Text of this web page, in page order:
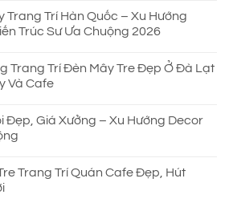
Trang Trí Hàn Quốc – Xu Hướng
Trúc Sư Ưa Chuộng 2026
Trang Trí Đèn Mây Tre Đẹp Ở Đà Lạt
Và Cafe
Đẹp, Giá Xưởng – Xu Hướng Decor
Trang Trí Quán Cafe Đẹp, Hút